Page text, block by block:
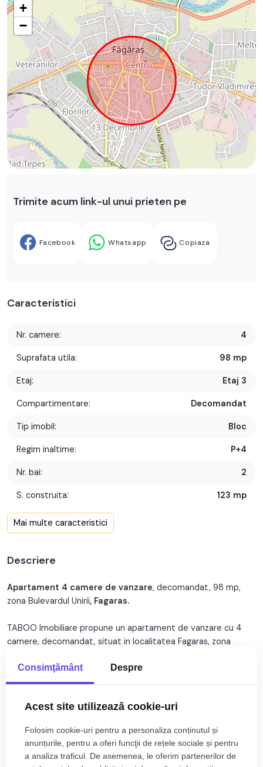
+
−
Trimite acum link-ul unui prieten pe
Facebook Whatsapp Copiaza
Caracteristici
Nr. camere: 4
Suprafata utila: 98 mp
Etaj: Etaj 3
Compartimentare: Decomandat
Tip imobil: Bloc
Regim inaltime: P+4
Nr. bai: 2
S. construita: 123 mp
Confort:
Nr. balcoane:
Nr. parcari:
An renovare: 2025
Mai multe caracteristici
Descriere
Apartament 4 camere de vanzare, decomandat, 98 mp,
zona Bulevardul Unirii, Fagaras.
TABOO Imobiliare propune un apartament de vanzare cu 4
camere, decomandat, situat in localitatea Fagaras, zona
regim de inaltime pe Parter + 4 Etaje;
Anul constructiei 1998, structura bca.
Etajul 3:
Citește mai mult
Consimţământ Despre
Acest site utilizează cookie-uri
Folosim cookie-uri pentru a personaliza conținutul și
anunțurile, pentru a oferi funcţii de rețele sociale și pentru
a analiza traficul. De asemenea, le oferim partenerilor de